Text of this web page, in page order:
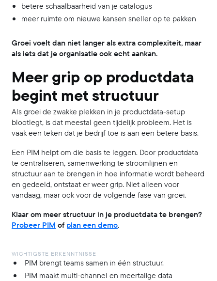
betere schaalbaarheid van je catalogus
meer ruimte om nieuwe kansen sneller op te pakken
Groei voelt dan niet langer als extra complexiteit, maar
als iets dat je organisatie ook echt aankan.
Meer grip op productdata
begint met structuur
Als groei de zwakke plekken in je productdata-setup
blootlegt, is dat meestal geen tijdelijk probleem. Het is
vaak een teken dat je bedrijf toe is aan een betere basis.
Een PIM helpt om die basis te leggen. Door productdata
te centraliseren, samenwerking te stroomlijnen en
structuur aan te brengen in hoe informatie wordt beheerd
en gedeeld, ontstaat er weer grip. Niet alleen voor
vandaag, maar ook voor de volgende fase van groei.
Klaar om meer structuur in je productdata te brengen?
Probeer PIM of plan een demo.
WICHTIGSTE ERKENNTNISSE
PIM brengt teams samen in één structuur.
PIM maakt multi-channel en meertalige data